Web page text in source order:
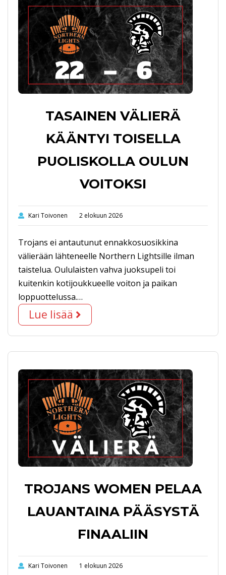
TASAINEN VÄLIERÄ
KÄÄNTYI TOISELLA
PUOLISKOLLA OULUN
VOITOKSI
Kari Toivonen 2 elokuun 2026
Trojans ei antautunut ennakkosuosikkina
välierään lähteneelle Northern Lightsille ilman
taistelua. Oululaisten vahva juoksupeli toi
kuitenkin kotijoukkueelle voiton ja paikan
loppuottelussa.…
Lue lisää
TROJANS WOMEN PELAA
LAUANTAINA PÄÄSYSTÄ
FINAALIIN
Kari Toivonen 1 elokuun 2026